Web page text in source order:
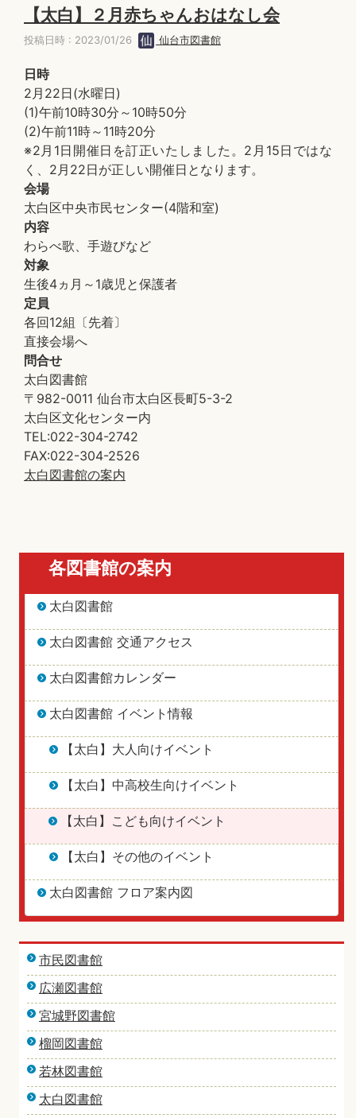
【太白】２月赤ちゃんおはなし会
投稿日時 : 2023/01/26 仙台市図書館
日時
2月22日(水曜日)
(1)午前10時30分～10時50分
(2)午前11時～11時20分
※2月1日開催日を訂正いたしました。2月15日ではな
く、2月22日が正しい開催日となります。
会場
太白区中央市民センター(4階和室)
内容
わらべ歌、手遊びなど
対象
生後4ヵ月～1歳児と保護者
定員
各回12組〔先着〕
直接会場へ
問合せ
太白図書館
〒982-0011 仙台市太白区長町5-3-2
太白区文化センター内
TEL:022-304-2742
FAX:022-304-2526
太白図書館の案内
各図書館の案内
太白図書館
太白図書館 交通アクセス
太白図書館カレンダー
太白図書館 イベント情報
【太白】大人向けイベント
【太白】中高校生向けイベント
【太白】こども向けイベント
【太白】その他のイベント
太白図書館 フロア案内図
市民図書館
広瀬図書館
宮城野図書館
榴岡図書館
若林図書館
太白図書館